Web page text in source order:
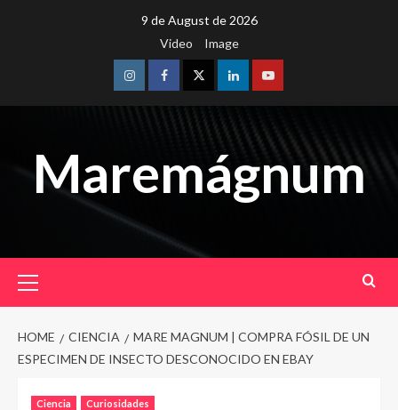
9 de August de 2026
Video
Image
InstagramFacebookTwitterLinkedinYoutube
Maremágnum
Menu
HOME CIENCIA
MARE MAGNUM | COMPRA FÓSIL DE UN
ESPECIMEN DE INSECTO DESCONOCIDO EN EBAY
Ciencia Curiosidades